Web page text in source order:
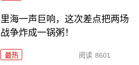
里海一声巨响，这次差点把两场
战争炸成一锅粥！
最热 阅读 8601